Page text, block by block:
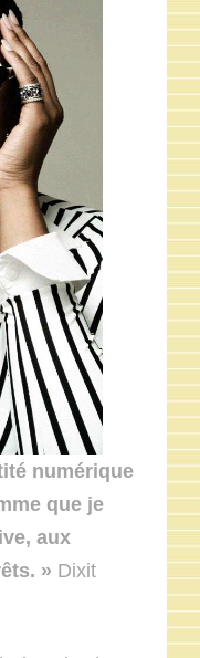
numérique
que je
aux
» Dixit